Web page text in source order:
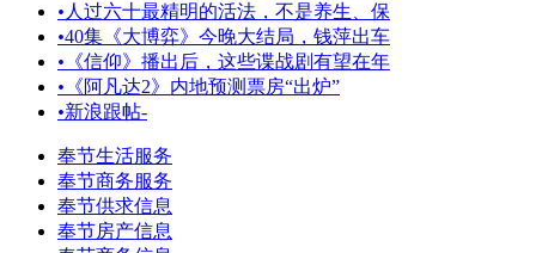
• 人过六十最精明的活法，不是养生、保
•40集《大博弈》今晚大结局，钱萍出车
• 《信仰》播出后，这些谍战剧有望在年
• 《阿凡达2》内地预测票房“出炉”
•新浪跟帖-
奉节生活服务
奉节商务服务
奉节供求信息
奉节房产信息